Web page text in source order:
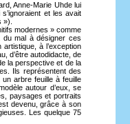
Anne-Marie Uhde lui
et les avait
modernes » comme
du mal à désigner ces
à l’exception
d’être autodidacte, de
la perspective et de la
Ils représentent des
arbre feuille à feuille
autour d’eux, se
paysages et portraits
devenu, grâce à son
Les quelque 75